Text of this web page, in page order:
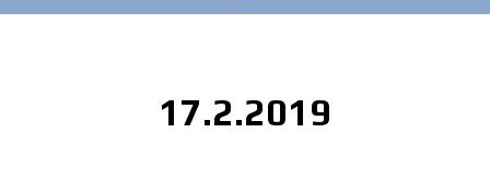
17.2.2019